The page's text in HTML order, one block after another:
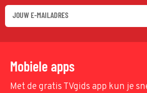
Mobiele apps
Met de gratis TVgids app kun je